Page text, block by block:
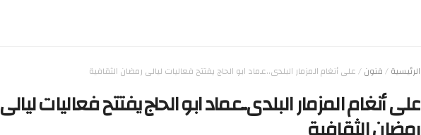
الرئيسية/فنون/على أنغام المزمار البلدى..عماد ابو الحاج يفتتح فعاليات ليالى رمضان الثقافية
على أنغام المزمار البلدى..عماد ابو الحاج يفتتح فعاليات ليالى